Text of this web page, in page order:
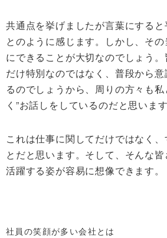
共通点を挙げましたが言葉にする
とのように感じます。しかし、そ
にできることが大切なのでしょう
だけ特別なのではなく、普段から
るのでしょうから、周りの方々も私
く”お話しをしているのだと思います
これは仕事に関してだけではなく
とだと思います。そして、そんな
活躍する姿が容易に想像できます。
社員の笑顔が多い会社とは